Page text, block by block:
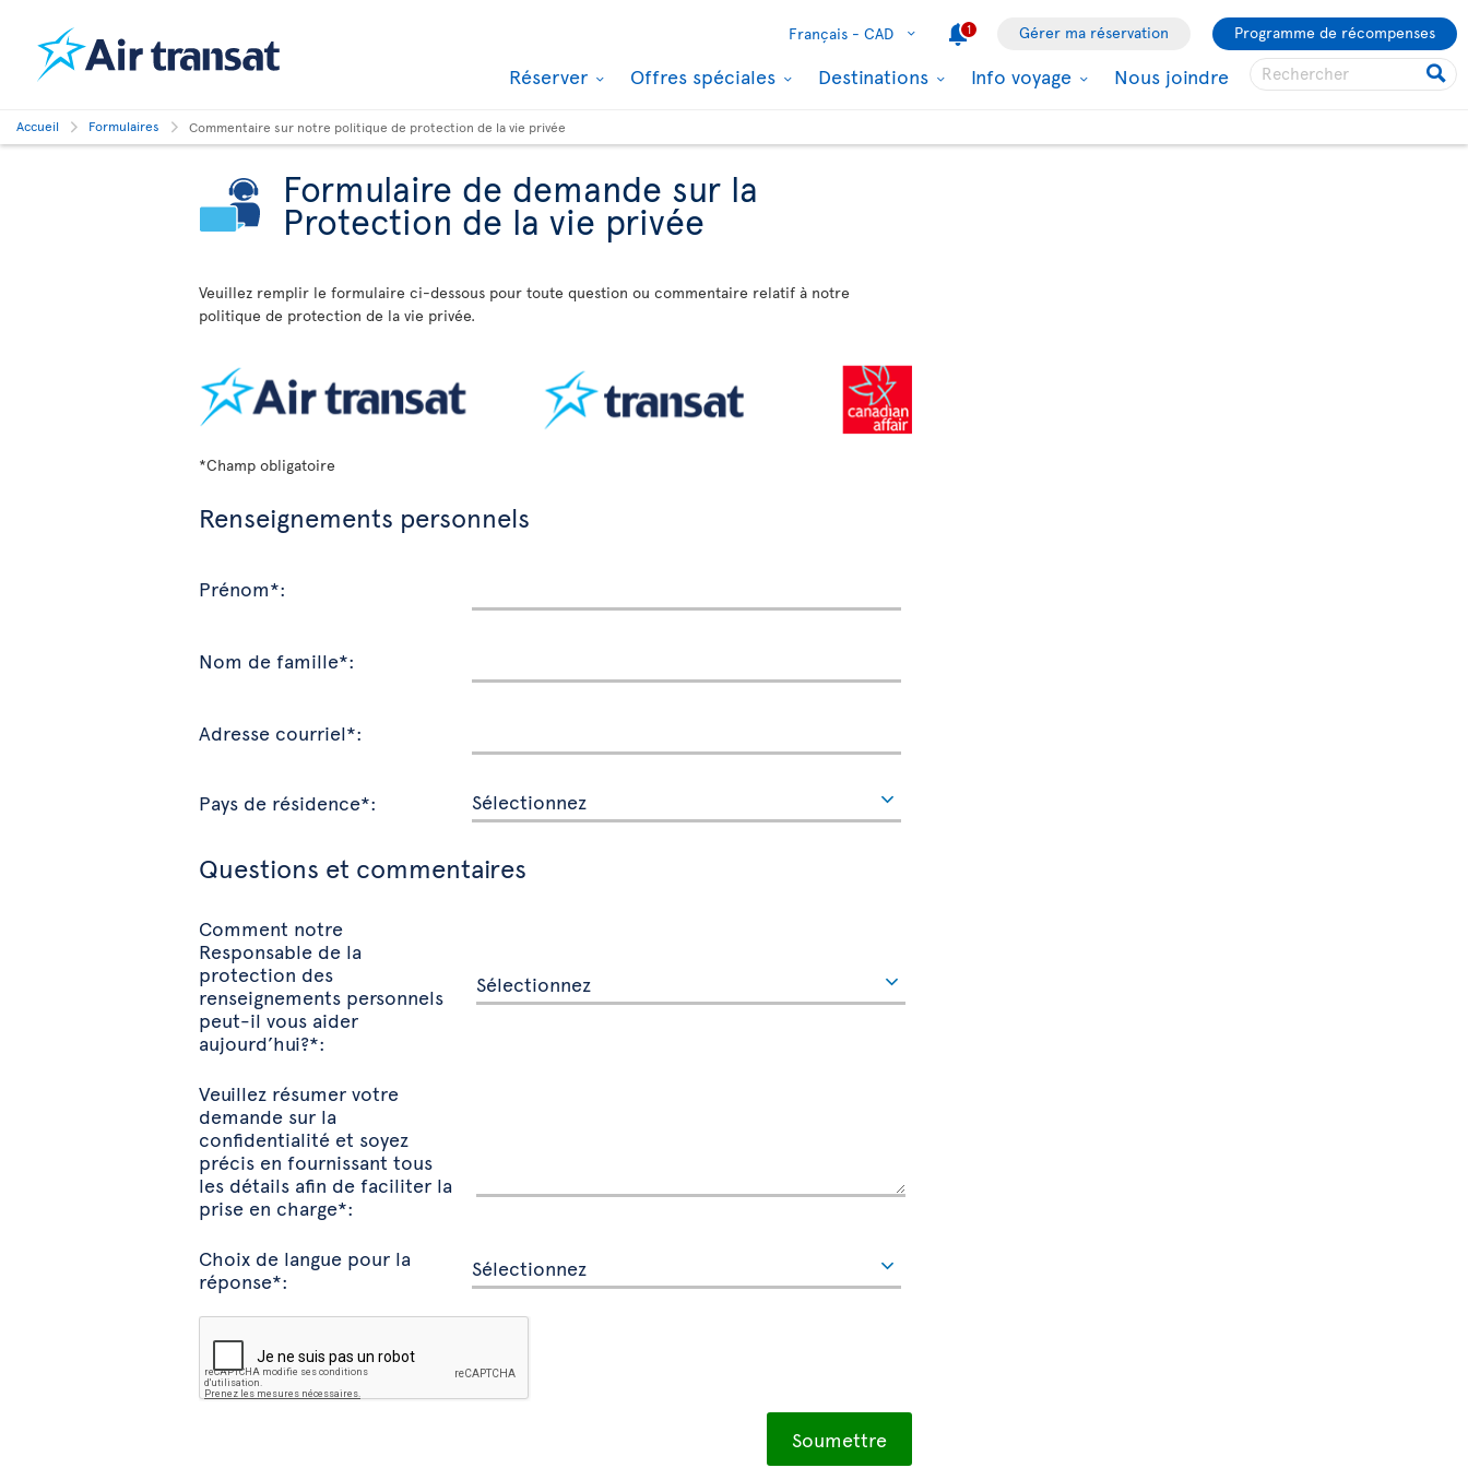
Français - CAD 1 Gérer ma réservation Programme de récompenses
Réserver Offres spéciales Destinations Info voyage Nous joindre
Accueil Formulaires Commentaire sur notre politique de protection de la vie privée
Formulaire de demande sur la
Protection de la vie privée
Veuillez remplir le formulaire ci-dessous pour toute question ou commentaire relatif à notre
politique de protection de la vie privée.
*Champ obligatoire
Renseignements personnels
Prénom*:
Nom de famille*:
Adresse courriel*:
Pays de résidence*:
Questions et commentaires
Comment notre
Responsable de la
protection des
renseignements personnels
peut-il vous aider
aujourd’hui?*:
Veuillez résumer votre
demande sur la
confidentialité et soyez
précis en fournissant tous
les détails afin de faciliter la
prise en charge*:
Choix de langue pour la
réponse*: